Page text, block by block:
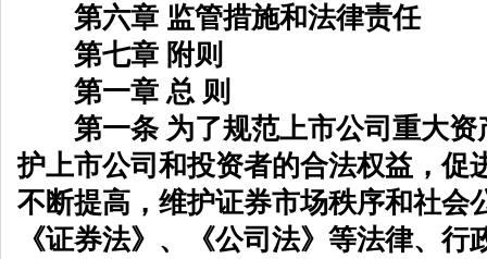
第六章 监管措施和法律责任
第七章 附则
第一章 总 则
第一条 为了规范上市公司重大资
护上市公司和投资者的合法权益，促
不断提高，维护证券市场秩序和社会
《证券法》、《公司法》等法律、行